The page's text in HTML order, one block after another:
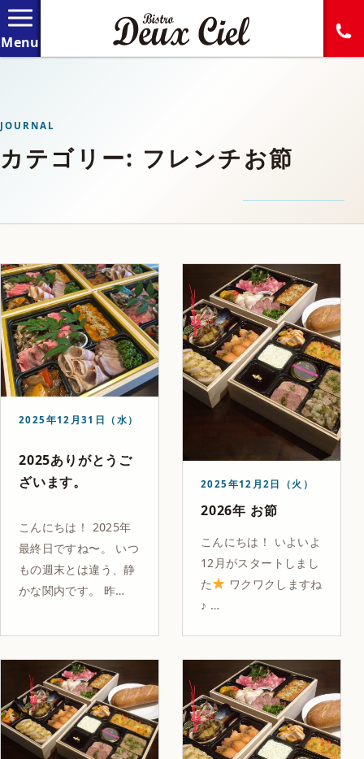
JOURNAL
カテゴリー: フレンチお節
2025年12月31日（水）
2025ありがとうご
ざいます。
こんにちは！ 2025年
最終日ですね〜。 いつ
もの週末とは違う、静
かな関内です。 昨…
2025年12月2日（火）
2026年 お節
こんにちは！ いよいよ
12月がスタートしまし
た
ワクワクしますね
♪ …